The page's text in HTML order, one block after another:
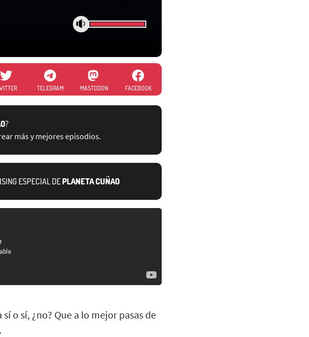
TELEGRAM MASTODON FACEBOOK
?
más y mejores episodios.
ESPECIAL DEPLANETA CUÑAO
o sí, ¿no? Que a lo mejor pasas de